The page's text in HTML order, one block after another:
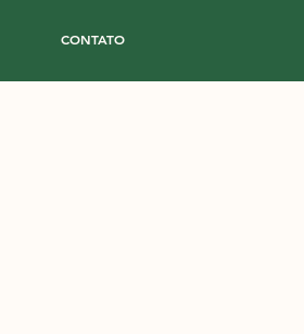
CONTATO